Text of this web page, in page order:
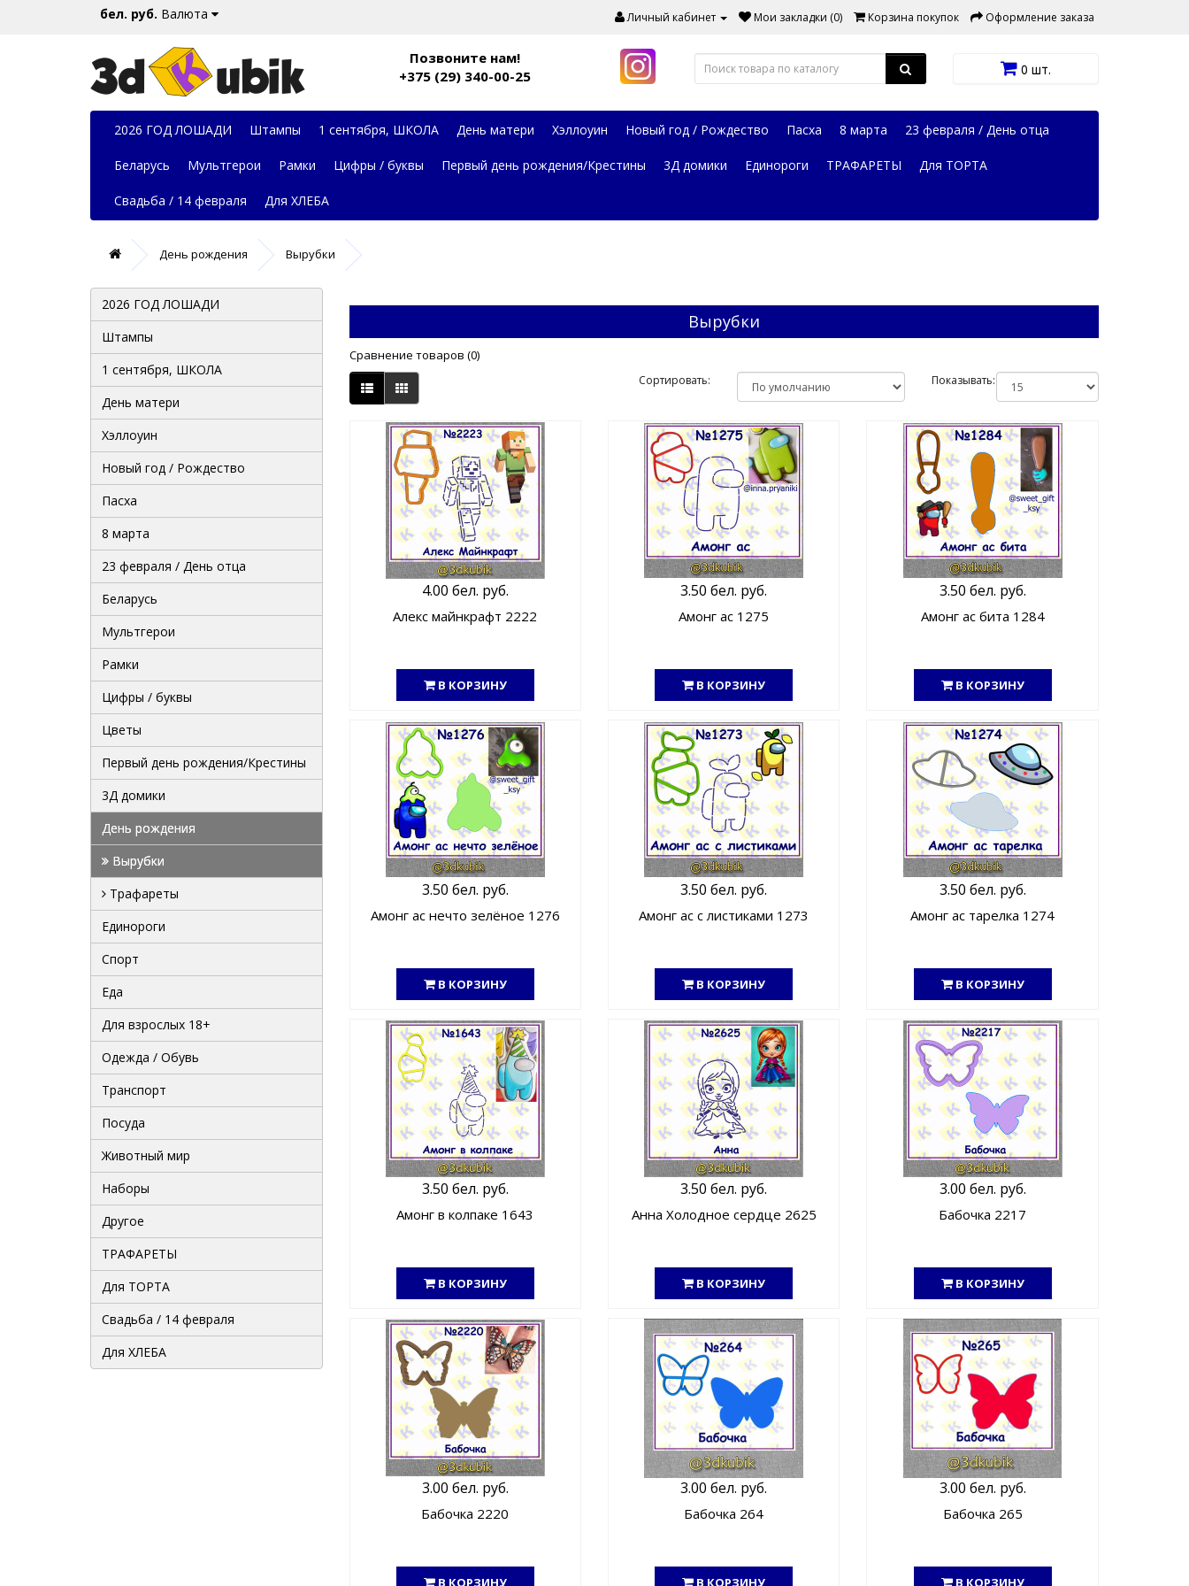
бел. руб. Валюта Личный кабинет Мои закладки (0) Корзина покупок Оформление заказа
Позвоните нам!
+375 (29) 340-00-25
0 шт.
2026 ГОД ЛОШАДИ Штампы 1 сентября, ШКОЛА День матери Хэллоуин Новый год / Рождество Пасха 8 марта 23 февраля / День отца
Беларусь Мультгерои Рамки Цифры / буквы Первый день рождения/Крестины 3Д домики Единороги ТРАФАРЕТЫ Для ТОРТА
Свадьба / 14 февраля Для ХЛЕБА
День рождения Вырубки
2026 ГОД ЛОШАДИ
Штампы
1 сентября, ШКОЛА
День матери
Хэллоуин
Новый год / Рождество
Пасха
8 марта
23 февраля / День отца
Беларусь
Мультгерои
Рамки
Цифры / буквы
Цветы
Первый день рождения/Крестины
3Д домики
День рождения
Вырубки
Трафареты
Единороги
Спорт
Еда
Для взрослых 18+
Одежда / Обувь
Транспорт
Посуда
Животный мир
Наборы
Другое
ТРАФАРЕТЫ
Для ТОРТА
Свадьба / 14 февраля
Для ХЛЕБА
Вырубки
Сравнение товаров (0)
Сортировать: Показывать:
4.00 бел. руб.
Алекс майнкрафт 2222
В КОРЗИНУ
3.50 бел. руб.
Амонг ас 1275
В КОРЗИНУ
3.50 бел. руб.
Амонг ас бита 1284
В КОРЗИНУ
3.50 бел. руб.
Амонг ас нечто зелёное 1276
В КОРЗИНУ
3.50 бел. руб.
Амонг ас с листиками 1273
В КОРЗИНУ
3.50 бел. руб.
Амонг ас тарелка 1274
В КОРЗИНУ
3.50 бел. руб.
Амонг в колпаке 1643
В КОРЗИНУ
3.50 бел. руб.
Анна Холодное сердце 2625
В КОРЗИНУ
3.00 бел. руб.
Бабочка 2217
В КОРЗИНУ
3.00 бел. руб.
Бабочка 2220
В КОРЗИНУ
3.00 бел. руб.
Бабочка 264
В КОРЗИНУ
3.00 бел. руб.
Бабочка 265
В КОРЗИНУ